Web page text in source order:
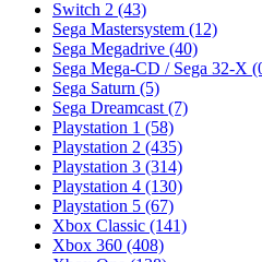
Switch 2 (43)
Sega Mastersystem (12)
Sega Megadrive (40)
Sega Mega-CD / Sega 32-X
Sega Saturn (5)
Sega Dreamcast (7)
Playstation 1 (58)
Playstation 2 (435)
Playstation 3 (314)
Playstation 4 (130)
Playstation 5 (67)
Xbox Classic (141)
Xbox 360 (408)